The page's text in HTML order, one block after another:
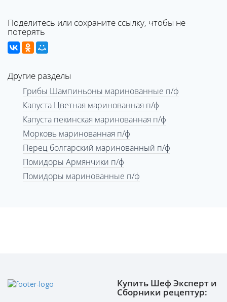
Поделитесь или сохраните ссылку, чтобы не
потерять
Другие разделы
Грибы Шампиньоны маринованные п/ф
Капуста Цветная маринованная п/ф
Капуста пекинская маринованная п/ф
Морковь маринованная п/ф
Перец болгарский маринованный п/ф
Помидоры Армянчики п/ф
Помидоры маринованные п/ф
Купить Шеф Эксперт и
Сборники рецептур: